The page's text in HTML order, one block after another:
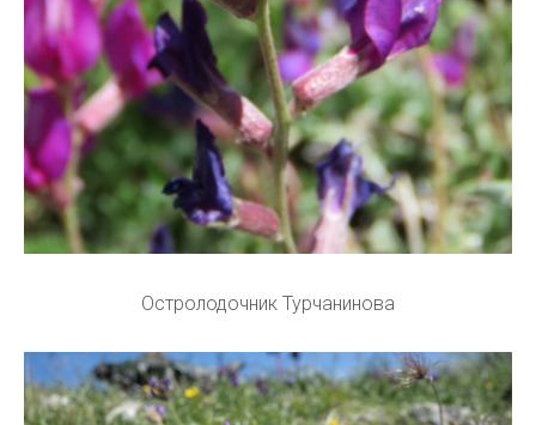
Остролодочник Турчанинова